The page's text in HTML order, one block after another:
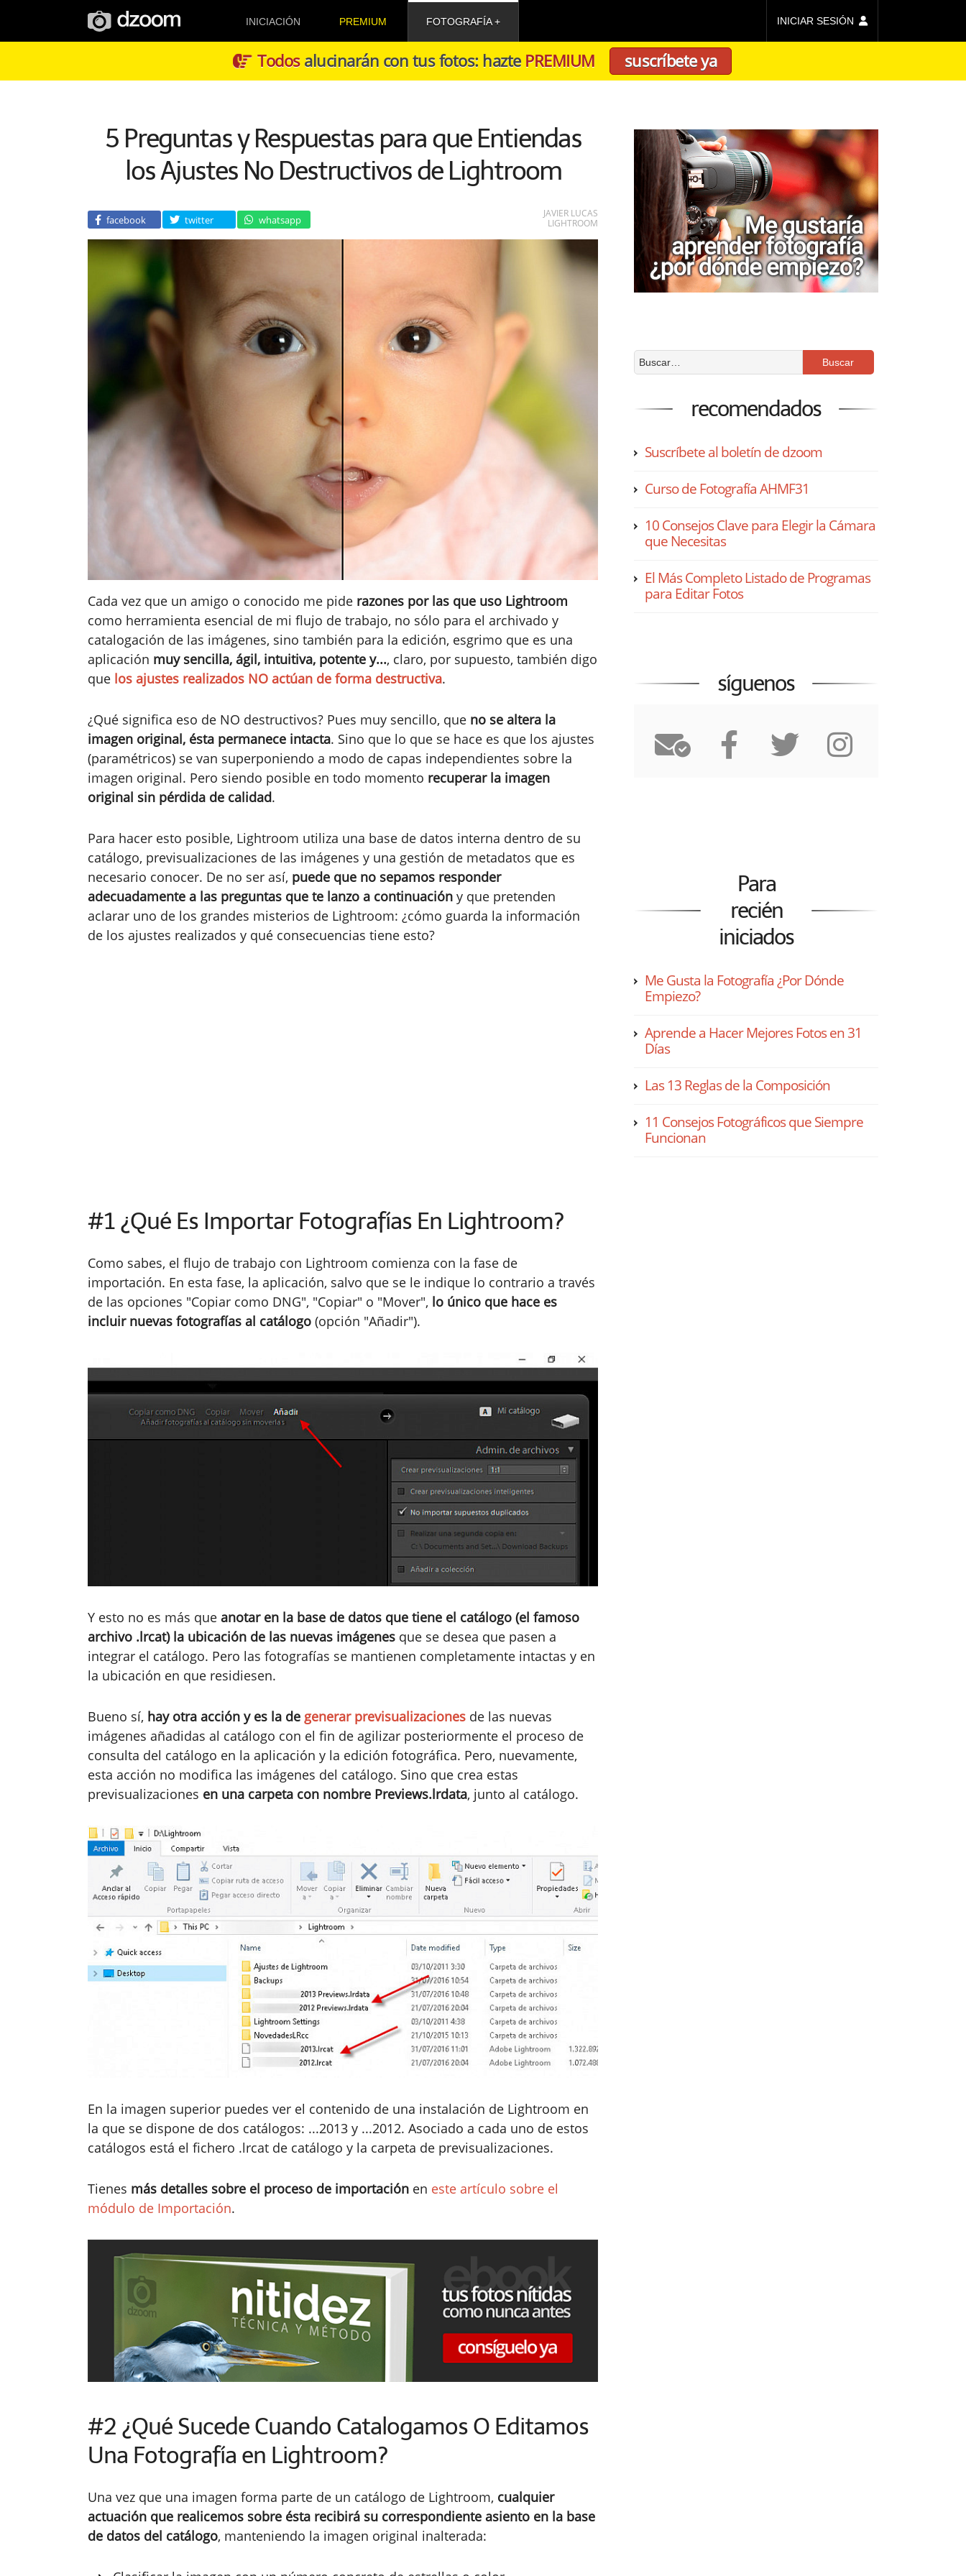
INICIACIÓN PREMIUM FOTOGRAFÍA INICIAR SESIÓN
Todosalucinarán con tus fotos: hazte PREMIUM suscríbete ya
5 Preguntas y Respuestas para que Entiendas
los Ajustes No Destructivos de Lightroom
facebook twitter whatsapp
JAVIER LUCAS
LIGHTROOM
Cada vez que un amigo o conocido me pide razones por las que uso Lightroom
como herramienta esencial de mi flujo de trabajo, no sólo para el archivado y
catalogación de las imágenes, sino también para la edición, esgrimo que es una
aplicación muy sencilla, ágil, intuitiva, potente y..., claro, por supuesto, también digo
que los ajustes realizados NO actúan de forma destructiva.
¿Qué significa eso de NO destructivos? Pues muy sencillo, que no se altera la
imagen original, ésta permanece intacta. Sino que lo que se hace es que los ajustes
(paramétricos) se van superponiendo a modo de capas independientes sobre la
imagen original. Pero siendo posible en todo momento recuperar la imagen
original sin pérdida de calidad.
Para hacer esto posible, Lightroom utiliza una base de datos interna dentro de su
catálogo, previsualizaciones de las imágenes y una gestión de metadatos que es
necesario conocer. De no ser así, puede que no sepamos responder
adecuadamente a las preguntas que te lanzo a continuación y que pretenden
aclarar uno de los grandes misterios de Lightroom: ¿cómo guarda la información
de los ajustes realizados y qué consecuencias tiene esto?
#1 ¿Qué Es Importar Fotografías En Lightroom?
Como sabes, el flujo de trabajo con Lightroom comienza con la fase de
importación. En esta fase, la aplicación, salvo que se le indique lo contrario a través
de las opciones "Copiar como DNG", "Copiar" o "Mover", lo único que hace es
incluir nuevas fotografías al catálogo (opción "Añadir").
Y esto no es más que anotar en la base de datos que tiene el catálogo (el famoso
archivo .lrcat) la ubicación de las nuevas imágenes que se desea que pasen a
integrar el catálogo. Pero las fotografías se mantienen completamente intactas y en
la ubicación en que residiesen.
Bueno sí, hay otra acción y es la de generar previsualizaciones de las nuevas
imágenes añadidas al catálogo con el fin de agilizar posteriormente el proceso de
consulta del catálogo en la aplicación y la edición fotográfica. Pero, nuevamente,
esta acción no modifica las imágenes del catálogo. Sino que crea estas
previsualizaciones en una carpeta con nombre Previews.lrdata, junto al catálogo.
En la imagen superior puedes ver el contenido de una instalación de Lightroom en
la que se dispone de dos catálogos: ...2013 y ...2012. Asociado a cada uno de estos
catálogos está el fichero .lrcat de catálogo y la carpeta de previsualizaciones.
Tienes más detalles sobre el proceso de importación en este artículo sobre el
módulo de Importación.
#2 ¿Qué Sucede Cuando Catalogamos O Editamos
Una Fotografía en Lightroom?
Una vez que una imagen forma parte de un catálogo de Lightroom, cualquier
actuación que realicemos sobre ésta recibirá su correspondiente asiento en la base
de datos del catálogo, manteniendo la imagen original inalterada:
recomendados
Suscríbete al boletín de dzoom
Curso de Fotografía AHMF31
10 Consejos Clave para Elegir la Cámara
que Necesitas
El Más Completo Listado de Programas
para Editar Fotos
síguenos
Para
recién
iniciados
Me Gusta la Fotografía ¿Por Dónde
Empiezo?
Aprende a Hacer Mejores Fotos en 31
Días
Las 13 Reglas de la Composición
11 Consejos Fotográficos que Siempre
Funcionan